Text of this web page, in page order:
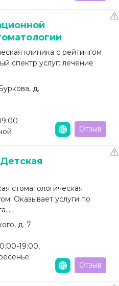
клиника с рейтингом
спектр услуг: лечение
д.
Отзыв
стоматологическая
Оказывает услуги по
д. 7
19:00,
Отзыв